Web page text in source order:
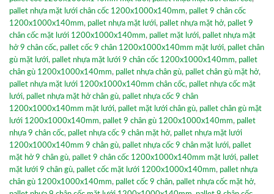
pallet nhựa mặt lưới chân cốc 1200x1000x140mm, pallet 9 chân cốc
1200x1000x140mm, pallet nhựa mặt lưới, pallet nhựa mặt hở, pallet 9
chân cốc mặt lưới 1200x1000x140mm, pallet mặt lưới, pallet nhựa mặt
hở 9 chân cốc, pallet cốc 9 chân 1200x1000x140mm mặt lưới, pallet chân
gù mặt lưới, pallet nhựa mặt lưới 9 chân cốc 1200x1000x140mm, pallet
chân gù 1200x1000x140mm, pallet nhựa chân gù, pallet chân gù mặt hở,
pallet nhựa mặt lưới 1200x1000x140mm chân cốc, pallet nhựa cốc mặt
lưới, pallet nhựa mặt hở chân gù, pallet nhựa cốc 9 chân
1200x1000x140mm mặt lưới, pallet mặt lưới chân gù, pallet chân gù mặt
lưới 1200x1000x140mm, pallet 9 chân gù 1200x1000x140mm, pallet
nhựa 9 chân cốc, pallet nhựa cốc 9 chân mặt hở, pallet nhựa mặt lưới
1200x1000x140mm 9 chân gù, pallet nhựa cốc 9 chân mặt lưới, pallet
mặt hở 9 chân gù, pallet 9 chân cốc 1200x1000x140mm mặt lưới, pallet
mặt lưới 9 chân gù, pallet cốc mặt lưới 1200x1000x140mm, pallet nhựa
chân gù 1200x1000x140mm, pallet cốc 9 chân, pallet nhựa cốc mặt hở,